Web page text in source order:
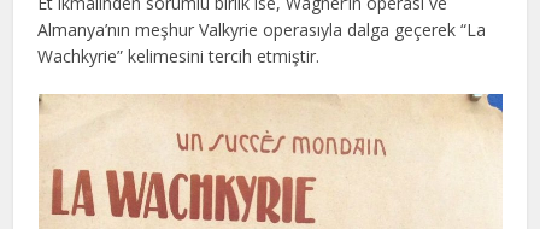
Almanya’nın meşhur Valkyrie operasıyla dalga geçerek “La
Wachkyrie” kelimesini tercih etmiştir.